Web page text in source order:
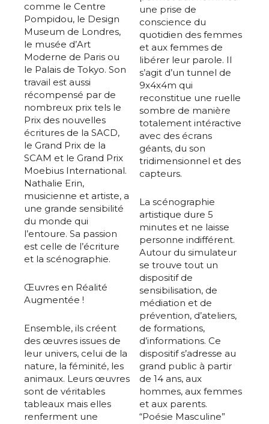
comme le Centre
Pompidou, le Design
Museum de Londres,
le musée d’Art
Moderne de Paris ou
le Palais de Tokyo. Son
travail est aussi
récompensé par de
nombreux prix tels le
Prix des nouvelles
écritures de la SACD,
le Grand Prix de la
SCAM et le Grand Prix
Moebius International.
Nathalie Erin,
musicienne et artiste, a
une grande sensibilité
du monde qui
l’entoure. Sa passion
est celle de l’écriture
et la scénographie.
Œuvres en Réalité
Augmentée !
Ensemble, ils créent
des œuvres issues de
leur univers, celui de la
nature, la féminité, les
animaux. Leurs œuvres
sont de véritables
tableaux mais elles
renferment une
une prise de
conscience du
quotidien des femmes
et aux femmes de
libérer leur parole. Il
s’agit d’un tunnel de
9x4x4m qui
reconstitue une ruelle
sombre de manière
totalement intéractive
avec des écrans
géants, du son
tridimensionnel et des
capteurs.
La scénographie
artistique dure 5
minutes et ne laisse
personne indifférent.
Autour du simulateur
se trouve tout un
dispositif de
sensibilisation, de
médiation et de
prévention, d’ateliers,
de formations,
d’informations. Ce
dispositif s’adresse au
grand public à partir
de 14 ans, aux
hommes, aux femmes
et aux parents.
“Poésie Masculine”